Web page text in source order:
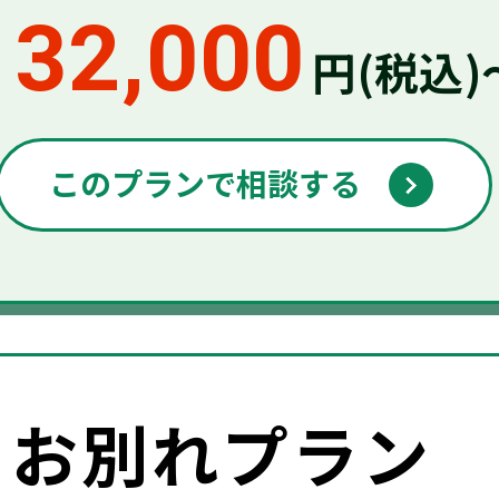
円(税込)
このプランで相談する
お別れプラン